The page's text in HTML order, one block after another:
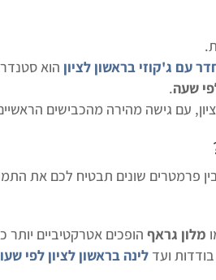
עם ג'קוזי בראשון לציון הוא
שעה.
עם גישה מהירה מהכבישים הראשיים (4,
פרמטרים שונים תבטיח לכם את
מלון גראף הופכים אטרקטיביים יותר ככל
ועדלינה בראשון לציון לפי